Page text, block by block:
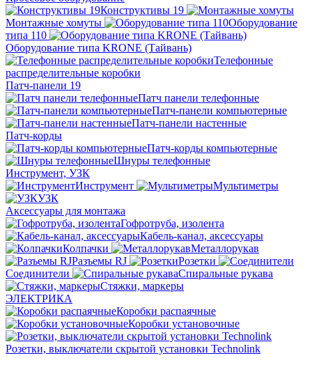
Конструктивы 19
Монтажные хомуты
Оборудование
типа 110
Оборудование типа KRONE (Тайвань)
Телефонные
распределительные коробки
Патч-панели 19
Патч панели телефонные
Патч-панели компьютерные
Патч-панели настенные
Патч-корды
Патч-корды компьютерные
Шнуры телефонные
Инструмент, УЗК
Инструмент
Мультиметры
УЗК
Аксессуары для монтажа
Гофротруба, изолента
Кабель-канал, аксессуары
Колпачки
Металлорукав
Разъемы RJ
Розетки
Соединители
Спиральные рукава
Стяжки, маркеры
ЭЛЕКТРИКА
Коробки распаячные
Коробки установочные
Розетки, выключатели скрытой установки Technolink